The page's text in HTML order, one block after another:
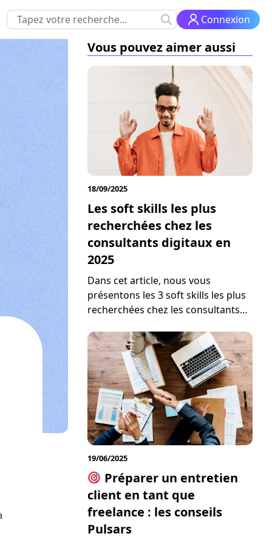
Connexion
Vous pouvez aimer aussi
18/09/2025
Les soft skills les plus
recherchées chez les
consultants digitaux en
2025
Dans cet article, nous vous
présentons les 3 soft skills les plus
recherchées chez les consultants
développeur, data analyst, expert
en cybersécurité ou consultant
digital indépendant, ces qualités
humaines renforceront votre
attractivité auprès des recruteurs
et clients. Dans un marché du
digital en constante évolution, les
entreprises recherchent bien …
19/06/2025
Préparer un entretien
client en tant que
freelance : les conseils
Pulsars